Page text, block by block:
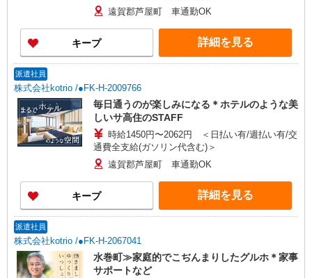
遠賀郡芦屋町 車通勤OK
キープ 詳細を見る
派遣社員
株式会社kotrio /●FK-H-2009766
毎日通うのが楽しみになる＊ホテルのような美
しいサ高住のSTAFF
時給1450円〜2062円 ＜日払い有/週払い有/交
通費全支給(ガソリン代含む)＞
遠賀郡芦屋町 車通勤OK
キープ 詳細を見る
派遣社員
株式会社kotrio /●FK-H-2067041
水巻町≫家庭的でこぢんまりしたグルホ＊家事
サポートなど